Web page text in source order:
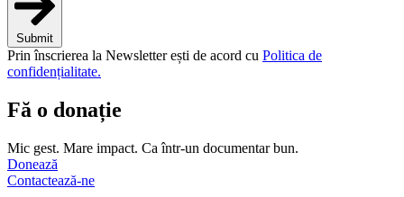
Submit
Prin înscrierea la Newsletter ești de acord cu Politica de
confidențialitate.
Fă o donație
Mic gest. Mare impact. Ca într-un documentar bun.
Donează
Contactează-ne